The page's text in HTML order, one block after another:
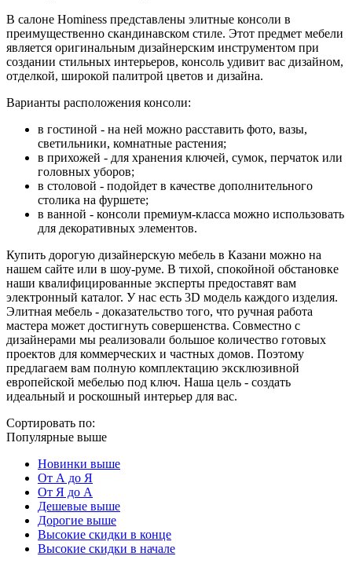
В салоне Hominess представлены элитные консоли в
преимущественно скандинавском стиле. Этот предмет мебели
является оригинальным дизайнерским инструментом при
создании стильных интерьеров, консоль удивит вас дизайном,
отделкой, широкой палитрой цветов и дизайна.
Варианты расположения консоли:
в гостиной - на ней можно расставить фото, вазы,
светильники, комнатные растения;
в прихожей - для хранения ключей, сумок, перчаток или
головных уборов;
в столовой - подойдет в качестве дополнительного
столика на фуршете;
в ванной - консоли премиум-класса можно использовать
для декоративных элементов.
Купить дорогую дизайнерскую мебель в Казани можно на
нашем сайте или в шоу-руме. В тихой, спокойной обстановке
наши квалифицированные эксперты предоставят вам
электронный каталог. У нас есть 3D модель каждого изделия.
Элитная мебель - доказательство того, что ручная работа
мастера может достигнуть совершенства. Совместно с
дизайнерами мы реализовали большое количество готовых
проектов для коммерческих и частных домов. Поэтому
предлагаем вам полную комплектацию эксклюзивной
европейской мебелью под ключ. Наша цель - создать
идеальный и роскошный интерьер для вас.
Сортировать по:
Популярные выше
Новинки выше
От А до Я
От Я до А
Дешевые выше
Дорогие выше
Высокие скидки в конце
Высокие скидки в начале